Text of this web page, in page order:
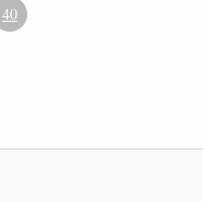
40